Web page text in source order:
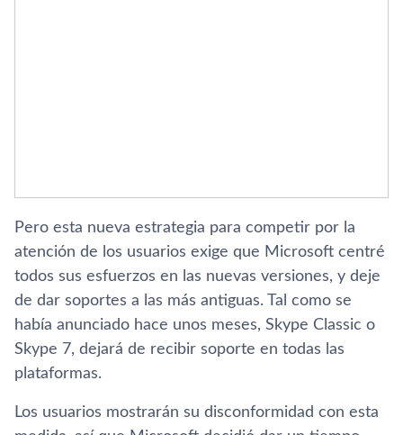
Pero esta nueva estrategia para competir por la
atención de los usuarios exige que Microsoft centré
todos sus esfuerzos en las nuevas versiones, y deje
de dar soportes a las más antiguas. Tal como se
habí­a anunciado hace unos meses, Skype Classic o
Skype 7, dejará de recibir soporte en todas las
plataformas.
Los usuarios mostrarán su disconformidad con esta